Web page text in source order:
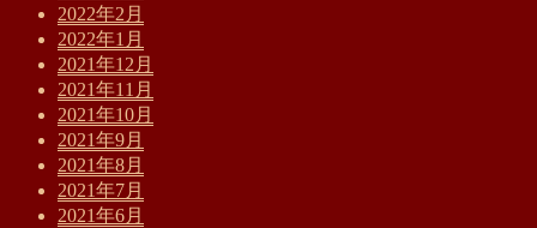
2022年2月
2022年1月
2021年12月
2021年11月
2021年10月
2021年9月
2021年8月
2021年7月
2021年6月